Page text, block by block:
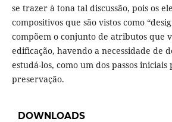
se trazer à tona tal discussão, pois os
compositivos que são vistos como
compõem o conjunto de atributos que
edificação, havendo a necessidade de
estudá-los, como um dos passos iniciais
preservação.
DOWNLOADS